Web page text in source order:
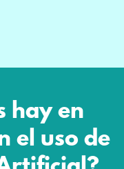
hay en
el uso de